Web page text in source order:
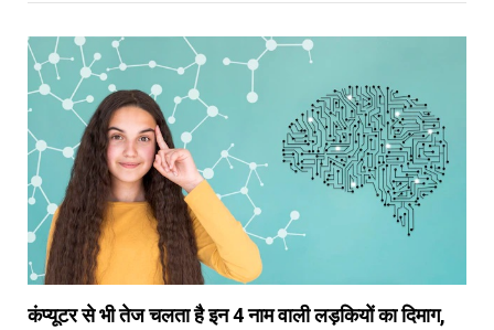

कंप्यूटर से भी तेज चलता है इन 4 नाम वाली लड़कियों का दिमाग,